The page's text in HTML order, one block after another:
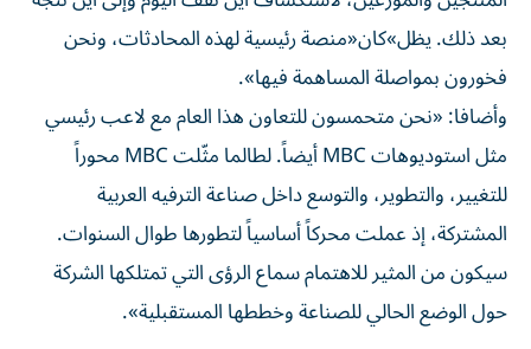
بعد ذلك. يظل»كان«منصة رئيسية لهذه المحادثات، ونحن
فخورون بمواصلة المساهمة فيها».
وأضافا: «نحن متحمسون للتعاون هذا العام مع لاعب رئيسي
مثل استوديوهات MBC أيضاً. لطالما مثّلت MBC محوراً
للتغيير، والتطوير، والتوسع داخل صناعة الترفيه العربية
المشتركة، إذ عملت محركاً أساسياً لتطورها طوال السنوات.
سيكون من المثير للاهتمام سماع الرؤى التي تمتلكها الشركة
حول الوضع الحالي للصناعة وخططها المستقبلية».